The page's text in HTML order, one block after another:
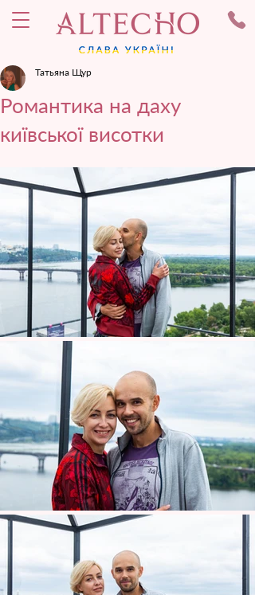
Романтика на даху
київської висотки
Татьяна Щур